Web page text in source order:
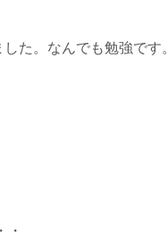
た。なんでも勉強です。